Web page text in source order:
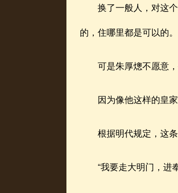
换了一般人，对这个
的，住哪里都是可以的。
可是朱厚熜不愿意，
因为像他这样的皇家
根据明代规定，这条
“我要走大明门，进